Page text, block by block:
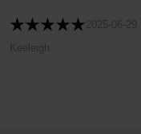
2025-06-29
Keeleigh